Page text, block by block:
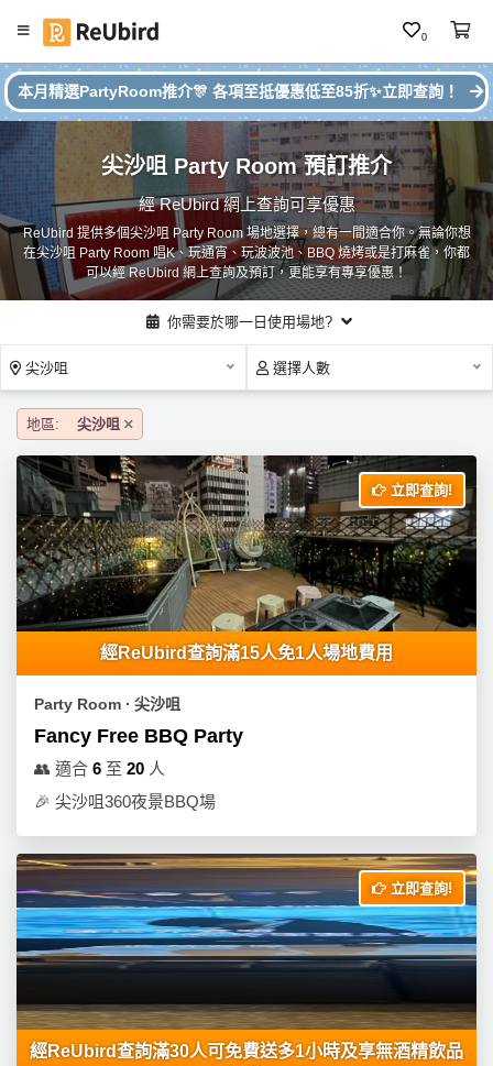
0
繁
中
登
入
服
及
產
品
分
類
r
y
o
m
到
會
美
特
搞
P
a
r
t
y
友
聚
動
攻
略
活
攻
略
會
計
劃
#
本
月
ty
o
o
推
本月精選PartyRoom推介🎊 各項至抵優惠低至85折✨立即查詢！
尖沙咀 Party Room 預訂推介
經 ReUbird 網上查詢可享優惠
ReUbird 提供多個尖沙咀 Party Room 場地選擇，總有一間適合你。無論你想
在尖沙咀 Party Room 唱K、玩通宵、玩波波池、BBQ 燒烤或是打麻雀，你都
可以經 ReUbird 網上查詢及預訂，更能享有專享優惠！
你需要於哪一日使用場地?
尖沙咀 選擇人數
地區: 尖沙咀
立即查詢!
經ReUbird查詢滿15人免1人場地費用
Party Room ∙ 尖沙咀
Fancy Free BBQ Party
👥 適合 6 至 20 人
🎉 尖沙咀360夜景BBQ場
立即查詢!
經ReUbird查詢滿30人可免費送多1小時及享無酒精飲品